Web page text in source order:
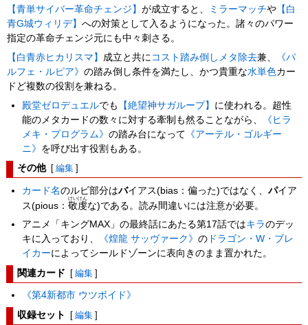
【青単サイバー革命チェンジ】が成立すると、 ミラーマッチや 【白
青G城ウィリデ】への対策として入るようになった。諸々のパワー
指定の革命チェンジ元にも中々刺さる。
【白青赤ヒカリスマ】 成立と共に コスト踏み倒しメタ 除去兼、
《パ
ルフェ・ルピア》の踏み倒し条件を満たし、かつ貴重な水単色カー
ドど複数の役割を兼ねる。
殿堂ゼロデュエルでも 【絶望神サガループ】 に使われる。超性
能のメタカードの数々に対する牽制も然ることながら、
《ヒラ
メキ・プログラム》の踏み台になって 《アーテル・ゴルギー
ニ》 を呼び出す役割もある。
その他 [ 編集 ]
カード名のルビ部分はバイアス(bias：偏った)ではなく、パイア
ス(pious：敬虔
けいけん
な)である。読み間違いには注意が必要。
アニメ「キングMAX」の最終話にあたる第17話ではキラのデッ
キに入っており、
《煌龍 サッヴァーク》の ドラゴン・W・ブレ
イカーによってシールドゾーンに表向きのまま置かれた。
関連カード [ 編集 ]
《第4新都市 ウツボイド》
収録セット [ 編集 ]